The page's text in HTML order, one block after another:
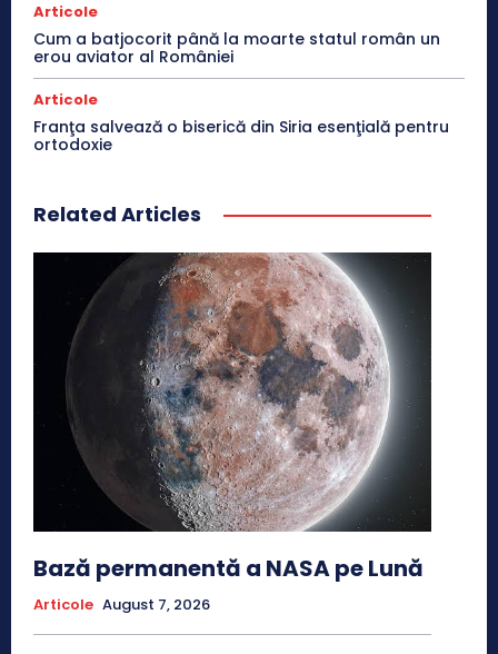
Articole
Cum a batjocorit până la moarte statul român un
erou aviator al României
Articole
Franţa salvează o biserică din Siria esenţială pentru
ortodoxie
Related Articles
Bază permanentă a NASA pe Lună
Articole August 7, 2026